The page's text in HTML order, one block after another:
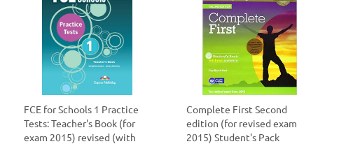
FCE for Schools 1 Practice
Tests: Teacher's Book (for
exam 2015) revised (with
Complete First Second
edition (for revised exam
2015) Student's Pack